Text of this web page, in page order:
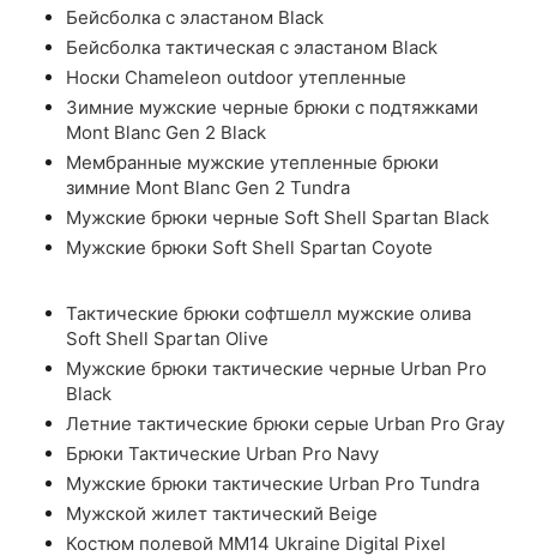
Бейсболка с эластаном Black
Бейсболка тактическая с эластаном Black
Носки Chameleon outdoor утепленные
Зимние мужские черные брюки с подтяжками
Mont Blanc Gen 2 Black
Мембранные мужские утепленные брюки
зимние Mont Blanc Gen 2 Tundra
Мужские брюки черные Soft Shell Spartan Black
Мужские брюки Soft Shell Spartan Coyote
Тактические брюки софтшелл мужские олива
Soft Shell Spartan Olive
Мужские брюки тактические черные Urban Pro
Black
Летние тактические брюки серые Urban Pro Gray
Брюки Тактические Urban Pro Navy
Мужские брюки тактические Urban Pro Tundra
Мужской жилет тактический Beige
Костюм полевой ММ14 Ukraine Digital Pixel